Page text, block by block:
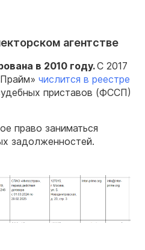
агентстве
в 2010 году.С 2017
числится в реестре
приставов (ФССП)
право заниматься
задолженностей.